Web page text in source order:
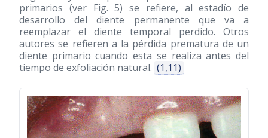
primarios (ver Fig. 5) se refiere, al estadío de
desarrollo del diente permanente que va a
reemplazar el diente temporal perdido. Otros
autores se refieren a la pérdida prematura de un
diente primario cuando esta se realiza antes del
tiempo de exfoliación natural. (1,11)